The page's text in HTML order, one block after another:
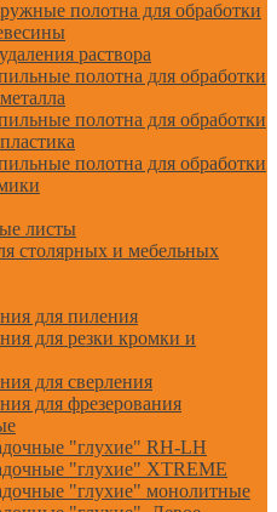
полотна для обработки
раствора
полотна для обработки
полотна для обработки
полотна для обработки
листы
столярных и мебельных
для пиления
для резки кромки и
для сверления
для фрезерования
"глухие" RH-LH
"глухие" XTREME
"глухие" монолитные